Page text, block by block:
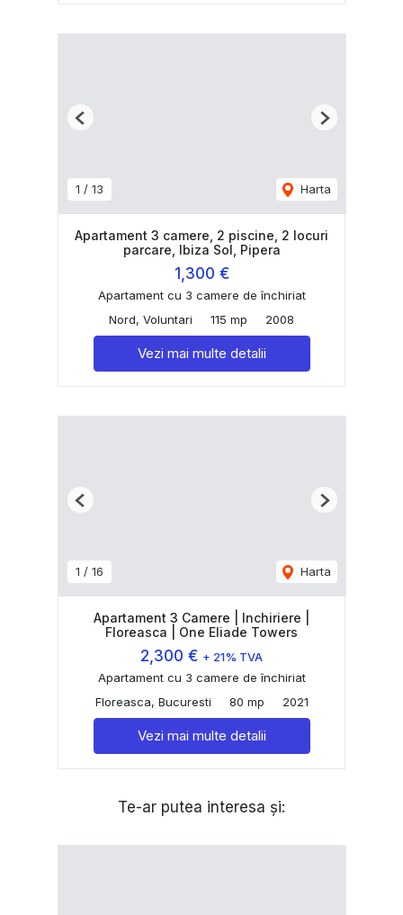
1 / 13 Harta
Previous Next
Apartament 3 camere, 2 piscine, 2 locuri
parcare, Ibiza Sol, Pipera
1,300 €
Apartament cu 3 camere de închiriat
Nord, Voluntari
115 mp 2008
Vezi mai multe detalii
1 / 16 Harta
Previous Next
Apartament 3 Camere | Inchiriere |
Floreasca | One Eliade Towers
2,300 € + 21% TVA
Apartament cu 3 camere de închiriat
Floreasca, Bucuresti
80 mp 2021
Vezi mai multe detalii
Te-ar putea interesa și: